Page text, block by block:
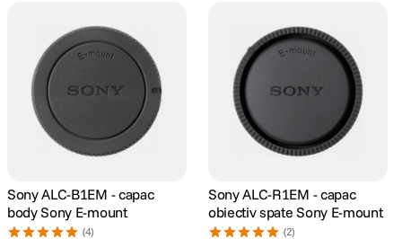
peak design
5.
canon sx740 hs
card memorie
8 sony fx
Sony ALC-B1EM - capac
body Sony E-mount
(4)
Sony ALC-R1EM - capac
obiectiv spate Sony E-mount
(2)